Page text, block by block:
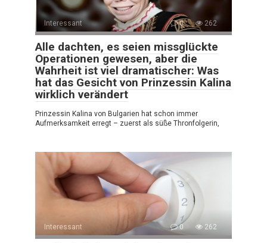
Interessant 0 262
Alle dachten, es seien missglückte
Operationen gewesen, aber die
Wahrheit ist viel dramatischer: Was
hat das Gesicht von Prinzessin Kalina
wirklich verändert
Prinzessin Kalina von Bulgarien hat schon immer
Aufmerksamkeit erregt – zuerst als süße Thronfolgerin,
Interessant 0 262